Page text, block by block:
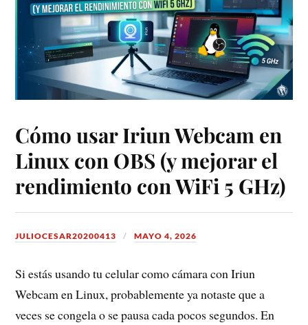
Cómo usar Iriun Webcam en
Linux con OBS (y mejorar el
rendimiento con WiFi 5 GHz)
JULIOCESAR20200413 MAYO 4, 2026
Si estás usando tu celular como cámara con Iriun
Webcam en Linux, probablemente ya notaste que a
veces se congela o se pausa cada pocos segundos. En